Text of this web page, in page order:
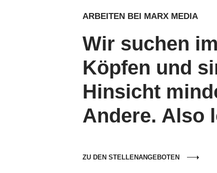
ARBEITEN BEI MARX MEDIA
Wir suchen
Köpfen und
Hinsicht
Andere. Also
ZU DEN STELLENANGEBOTEN